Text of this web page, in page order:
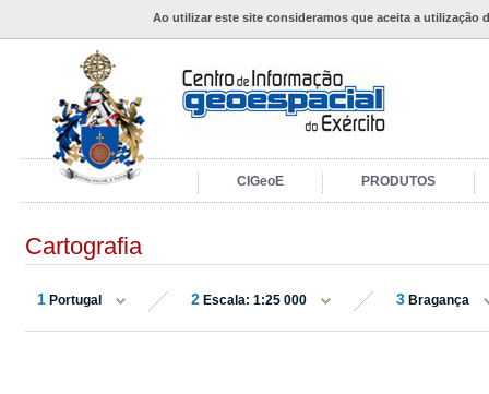
Ao utilizar este site consideramos que aceita a utilização
CIGeoE PRODUTOS
Cartografia
1 Portugal 2 Escala: 1:25 000 3 Bragança